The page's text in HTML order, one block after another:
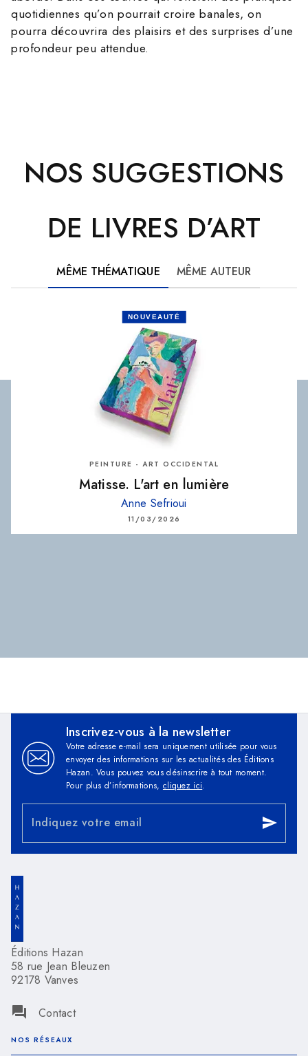
quotidiennes qu’on pourrait croire banales, on
pourra découvrira des plaisirs et des surprises d’une
profondeur peu attendue.
NOS SUGGESTIONS
DE LIVRES D’ART
MÊME THÉMATIQUE MÊME AUTEUR
NOUVEAUTÉ
PEINTURE - ART OCCIDENTAL
Matisse. L'art en lumière
Anne Sefrioui
11/03/2026
Inscrivez-vous à la newsletter
Votre adresse e-mail sera uniquement utilisée pour vous
envoyer des informations sur les actualités des Éditions
Hazan. Vous pouvez vous désinscrire à tout moment.
Pour plus d’informations, cliquez ici.
Indiquez votre email send
Éditions Hazan
58 rue Jean Bleuzen
92178 Vanves
question_answer Contact
NOS RÉSEAUX